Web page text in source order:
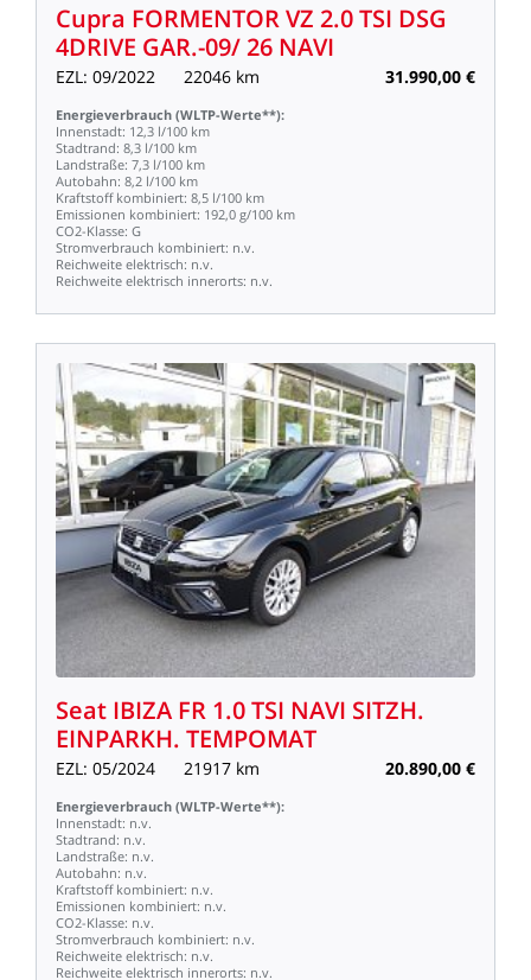
Cupra FORMENTORVZ 2.0TSI DSG
4DRIVE GAR.-09/26 NAVI
EZL: 09/2022 22046 km 31.990,00 €
Energieverbrauch (WLTP-Werte**):
Innenstadt: 12,3 l/100 km
Stadtrand: 8,3 l/100 km
Landstraße: 7,3 l/100 km
Autobahn: 8,2 l/100 km
Kraftstoff kombiniert: 8,5 l/100 km
Emissionen kombiniert: 192,0 g/100 km
CO2-Klasse: G
Stromverbrauch kombiniert: n.v.
Reichweite elektrisch: n.v.
Reichweite elektrisch innerorts: n.v.
Seat IBIZA FR 1.0TSI NAVI SITZH.
EINPARKH. TEMPOMAT
EZL: 05/2024 21917 km 20.890,00 €
Energieverbrauch (WLTP-Werte**):
Innenstadt: n.v.
Stadtrand: n.v.
Landstraße: n.v.
Autobahn: n.v.
Kraftstoff kombiniert: n.v.
Emissionen kombiniert: n.v.
CO2-Klasse: n.v.
Stromverbrauch kombiniert: n.v.
Reichweite elektrisch: n.v.
Reichweite elektrisch innerorts: n.v.